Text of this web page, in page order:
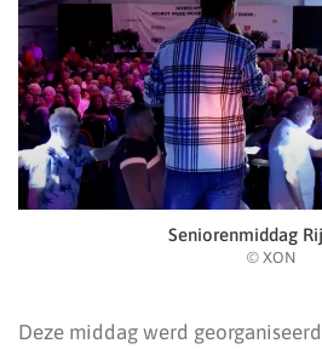
Seniorenmiddag
© XON
Deze middag werd